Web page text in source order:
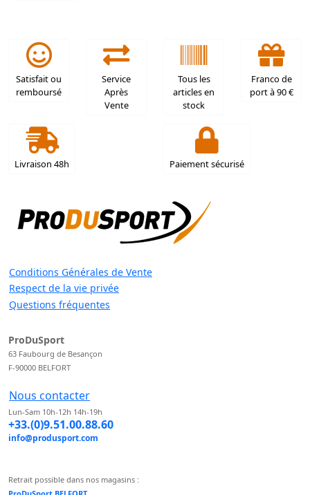
Satisfait ou
remboursé
Service
Après
Vente
Tous les
articles en
stock
Franco de
port à 90 €
Livraison 48h Paiement sécurisé
Conditions Générales de Vente
Respect de la vie privée
Questions fréquentes
ProDuSport
63 Faubourg de Besançon
F-90000 BELFORT
Nous contacter
Lun-Sam 10h-12h 14h-19h
+33.(0)9.51.00.88.60
info@produsport.com
Retrait possible dans nos magasins :